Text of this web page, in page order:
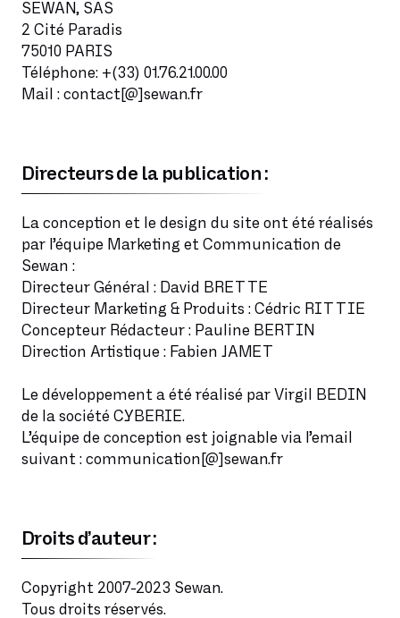
SEWAN, SAS
2 Cité Paradis
75010 PARIS
Téléphone: +(33) 01.76.21.00.00
Mail : contact[@]sewan.fr
Directeurs de la publication :
La conception et le design du site ont été réalisés
par l’équipe Marketing et Communication de
Sewan :
Directeur Général : David BRETTE
Directeur Marketing & Produits : Cédric RITTIE
Concepteur Rédacteur : Pauline BERTIN
Direction Artistique : Fabien JAMET
Le développement a été réalisé par Virgil BEDIN
de la société CYBERIE.
L’équipe de conception est joignable via l’email
suivant : communication[@]sewan.fr
Droits d’auteur :
Copyright 2007-2023 Sewan.
Tous droits réservés.